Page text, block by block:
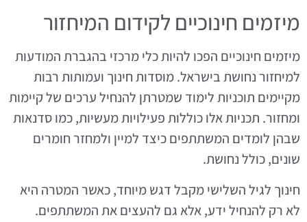
מיזמים חינוכיים לקידום המיחזור
מיזמים חינוכיים הפכו להיות כלי מרכזי בהגברת המודעות
למיחזור נחושת בישראל. מוסדות חינוך ועמותות רבות
מקיימים תוכניות לימוד שמטרתן להנחיל ערכים של קיימות
ומחזור. תכניות אלו כוללות פעילויות מעשיות, כמו סדנאות
שבהן לומדים המשתתפים כיצד למיין ולמחזר חומרים
שונים, כולל נחושת.
חינוך לגיל השלישי מקבל דגש מיוחד, כאשר המטרה היא
לא רק להנחיל ידע, אלא גם להעצים את המשתתפים.